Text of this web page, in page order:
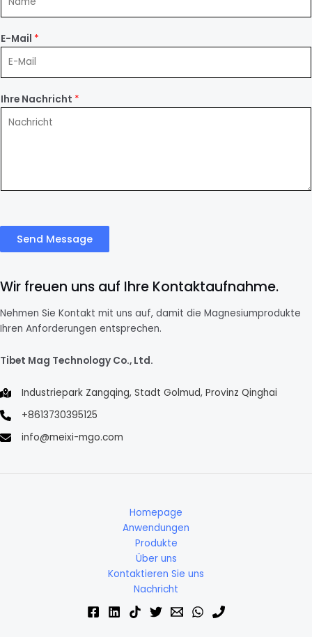
E-Mail *
Ihre Nachricht *
Send Message
Wir freuen uns auf Ihre Kontaktaufnahme.
Nehmen Sie Kontakt mit uns auf, damit die Magnesiumprodukte
Ihren Anforderungen entsprechen.
Tibet Mag Technology Co., Ltd.
Industriepark Zangqing, Stadt Golmud, Provinz Qinghai
+8613730395125
info@meixi-mgo.com
Homepage
Anwendungen
Produkte
Über uns
Kontaktieren Sie uns
Nachricht